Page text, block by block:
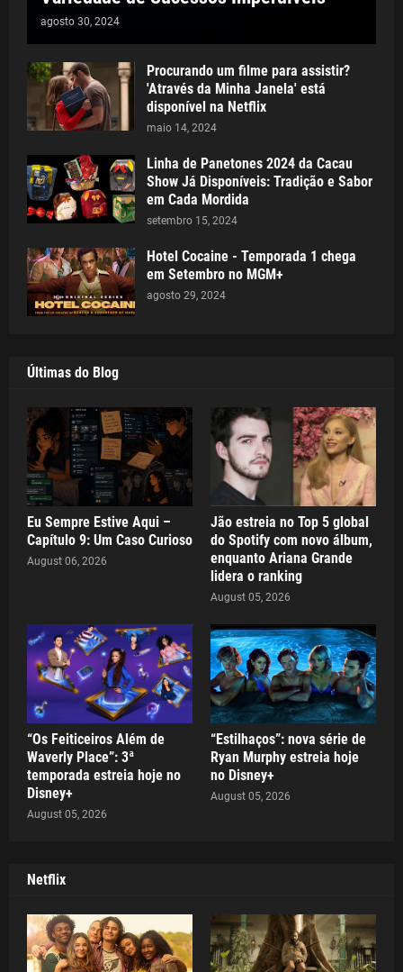
agosto 30, 2024
Procurando um filme para assistir?
'Através da Minha Janela' está
disponível na Netflix
maio 14, 2024
Linha de Panetones 2024 da Cacau
Show Já Disponíveis: Tradição e Sabor
em Cada Mordida
setembro 15, 2024
Hotel Cocaine - Temporada 1 chega
em Setembro no MGM+
agosto 29, 2024
Últimas do Blog
Eu Sempre Estive Aqui –
Capítulo 9: Um Caso Curioso
August 06, 2026
Jão estreia no Top 5 global
do Spotify com novo álbum,
enquanto Ariana Grande
lidera o ranking
August 05, 2026
“Os Feiticeiros Além de
Waverly Place”: 3ª
temporada estreia hoje no
Disney+
August 05, 2026
“Estilhaços”: nova série de
Ryan Murphy estreia hoje
no Disney+
August 05, 2026
Netflix